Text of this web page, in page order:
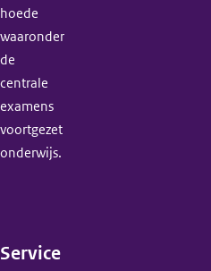
hoede
waaronder
de
centrale
examens
voortgezet
onderwijs.
Service